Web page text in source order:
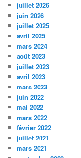
juillet 2026
juin 2026
juillet 2025
avril 2025
mars 2024
août 2023
juillet 2023
avril 2023
mars 2023
juin 2022
mai 2022
mars 2022
février 2022
juillet 2021
mars 2021